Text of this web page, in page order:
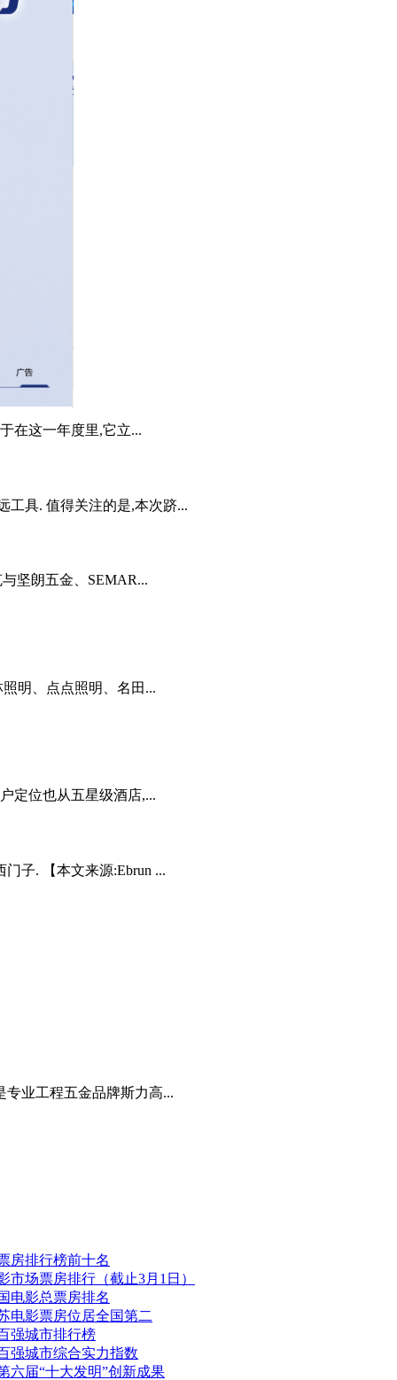
在这一年度里,它立...
工具. 值得关注的是,本次跻...
坚朗五金、SEMAR...
明、点点照明、名田...
定位也从五星级酒店,...
子. 【本文来源:Ebrun ...
业工程五金品牌斯力高...
房排行榜前十名
市场票房排行（截止3月1日）
电影总票房排名
电影票房位居全国第二
强城市排行榜
强城市综合实力指数
六届“十大发明”创新成果